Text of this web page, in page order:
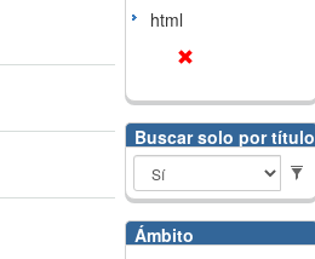
html
Buscar solo por título
Ámbito